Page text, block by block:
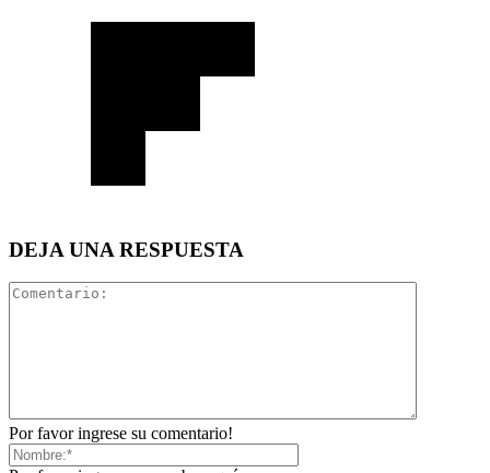
DEJA UNA RESPUESTA
Por favor ingrese su comentario!